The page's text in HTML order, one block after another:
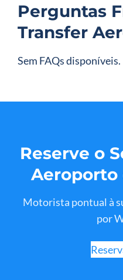
Perguntas
Transfer
Sem FAQs disponíveis.
Reserve o
Aeroporto
Motorista pontual à
por